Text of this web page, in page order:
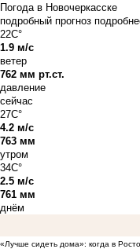
Погода в Новочеркасске
подробный прогноз
22C°
1.9 м/с
ветер
762 мм рт.ст.
давление
сейчас
27C°
4.2 м/с
763 мм
утром
34C°
2.5 м/с
761 мм
днём
«Лучше сидеть дома»: когда в